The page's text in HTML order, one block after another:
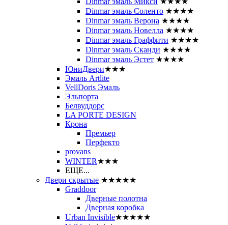
Dinmar эмаль Соленто ★★★★
Dinmar эмаль Верона ★★★★
Dinmar эмаль Новелла ★★★★
Dinmar эмаль Граффити ★★★★
Dinmar эмаль Сканди ★★★★
Dinmar эмаль Эстет ★★★★
ЮниДвери★★★
Эмаль Artlite
VellDoris Эмаль
Эльпорта
Белвуддорс
LA PORTE DESIGN
Крона
Премьер
Перфекто
provans
WINTER★★★
ЕЩЕ...
Двери скрытые ★★★★★
Graddoor
Дверные полотна
Дверная коробка
Urban Invisible★★★★★